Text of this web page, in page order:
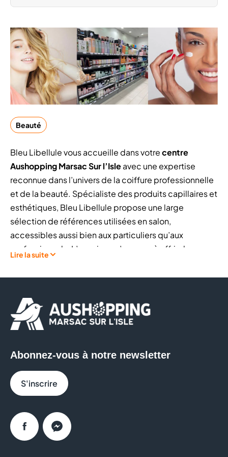
Beauté
Bleu Libellule vous accueille dans votrecentre
Aushopping Marsac Sur l’Isleavec une expertise
reconnue dans l’univers de la coiffure professionnelle
et de la beauté. Spécialiste des produits capillaires et
esthétiques, Bleu Libellule propose une large
sélection de références utilisées en salon,
accessibles aussi bien aux particuliers qu’aux
professionnels. L’enseigne s’engage à offrir des
styliser vos cheveux au quotidien.
Chez Bleu Libellule, retrouvez notamment :
Des produits capillaires professionnels
Dumatériel de coiffure: sèche-cheveux, fer à
boucles, lisseurs, tondeuses
Lesgrandes marques de la coiffure
Professionnel, Schwarzkopf, Wella, Olaplex…
Des produits pour le coiffage et le styling
Une sélection de
beauté: maquillage, vernis à ongles, soins
Lire la suite
Abonnez-vous à notre newsletter
S'inscrire
FacebookMessenger